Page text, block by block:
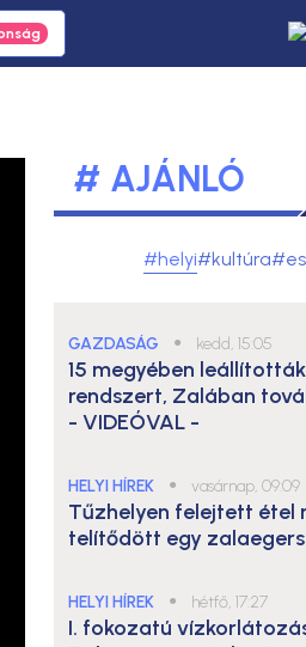
# AJÁNLÓ
#helyi#kultúra
GAZDASÁG ● kedd, 15:05
15 megyében leállították
rendszert, Zalában
- VIDEÓVAL -
HELYI HÍREK ● vasárnap, 09:09
Tűzhelyen felejtett étel
telítődött egy
HELYI HÍREK ● hétfő, 17:27
I. fokozatú